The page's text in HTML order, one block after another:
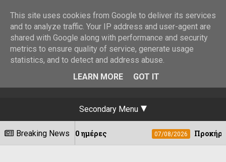
Secondary Menu
Breaking News
σε 10 ημέρες 07/08/2026 Προκήρυξη θέσης
This site uses cookies from Google to deliver its services
and to analyze traffic. Your IP address and user-agent are
shared with Google along with performance and security
metrics to ensure quality of service, generate usage
statistics, and to detect and address abuse.
LEARN MORE
GOT IT